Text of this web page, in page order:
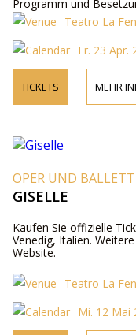
Programm und
Teatro La
Fr. 23 Apr.
TICKETS MEHR
OPER UND
GISELLE
Kaufen Sie offizielle
Venedig, Italien.
Website.
Teatro La
Mi. 12 Mai